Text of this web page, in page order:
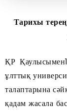
Тарихы терең
ҚР
ұлттық
талаптарына
қадам жасала